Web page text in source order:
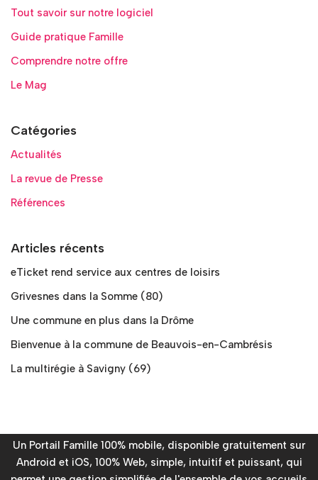
Tout savoir sur notre logiciel
Guide pratique Famille
Comprendre notre offre
Le Mag
Catégories
Actualités
La revue de Presse
Références
Articles récents
eTicket rend service aux centres de loisirs
Grivesnes dans la Somme (80)
Une commune en plus dans la Drôme
Bienvenue à la commune de Beauvois-en-Cambrésis
La multirégie à Savigny (69)
Un Portail Famille 100% mobile, disponible gratuitement sur
Android et iOS, 100% Web, simple, intuitif et puissant, qui